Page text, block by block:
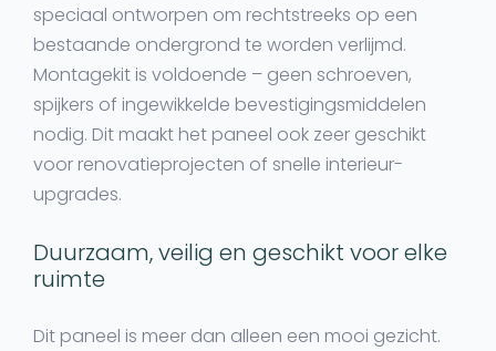
speciaal ontworpen om rechtstreeks op een
bestaande ondergrond te worden verlijmd.
Montagekit is voldoende – geen schroeven,
spijkers of ingewikkelde bevestigingsmiddelen
nodig. Dit maakt het paneel ook zeer geschikt
voor renovatieprojecten of snelle interieur-
upgrades.
Duurzaam, veilig en geschikt voor elke
ruimte
Dit paneel is meer dan alleen een mooi gezicht.